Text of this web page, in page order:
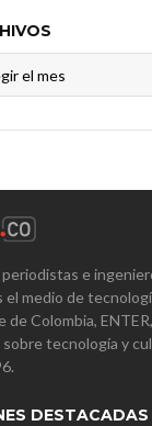
periodistas e
el medio de
de Colombia,
tecnología y
DESTACADAS